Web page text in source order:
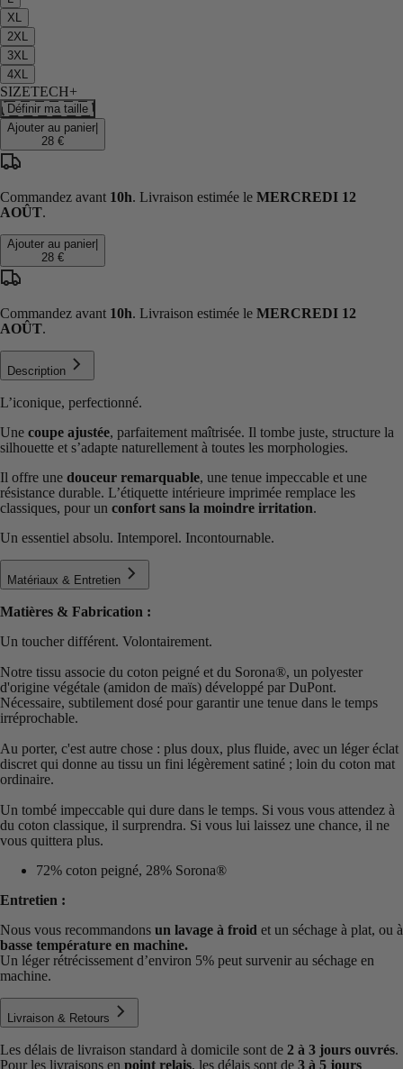
XL
2XL
3XL
4XL
SIZETECH+
Définir ma taille
Ajouter au panier
28 €
Commandez avant 10h. Livraison estimée le MERCREDI 12
AOÛT.
Ajouter au panier
28 €
Commandez avant 10h. Livraison estimée le MERCREDI 12
AOÛT.
Description
L’iconique, perfectionné.
Une coupe ajustée, parfaitement maîtrisée. Il tombe juste, structure la
silhouette et s’adapte naturellement à toutes les morphologies.
Il offre une douceur remarquable, une tenue impeccable et une
résistance durable. L’étiquette intérieure imprimée remplace les
classiques, pour un confort sans la moindre irritation.
Un essentiel absolu. Intemporel. Incontournable.
Matériaux & Entretien
Matières & Fabrication :
Un toucher différent. Volontairement.
Notre tissu associe du coton peigné et du Sorona®️, un polyester
d'origine végétale (amidon de maïs) développé par DuPont.
Nécessaire, subtilement dosé pour garantir une tenue dans le temps
irréprochable.
Au porter, c'est autre chose : plus doux, plus fluide, avec un léger éclat
discret qui donne au tissu un fini légèrement satiné ; loin du coton mat
ordinaire.
Un tombé impeccable qui dure dans le temps. Si vous vous attendez à
du coton classique, il surprendra. Si vous lui laissez une chance, il ne
vous quittera plus.
72% coton peigné, 28% Sorona®
Entretien :
Nous vous recommandons un lavage à froid et un séchage à plat, ou à
basse température en machine.
Un léger rétrécissement d’environ 5% peut survenir au séchage en
machine.
Livraison & Retours
Les délais de livraison standard à domicile sont de 2 à 3 jours ouvrés.
Pour les livraisons en point relais, les délais sont de 3 à 5 jours